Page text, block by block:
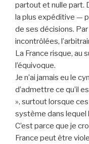
partout et nulle part.
la plus expéditive —
de ses décisions.
incontrôlées,
La France risque, au
l’équivoque.
Je n’ai jamais eu le
d’admettre ce qu’il
», surtout lorsque
système dans lequel
C’est parce que je
France peut être